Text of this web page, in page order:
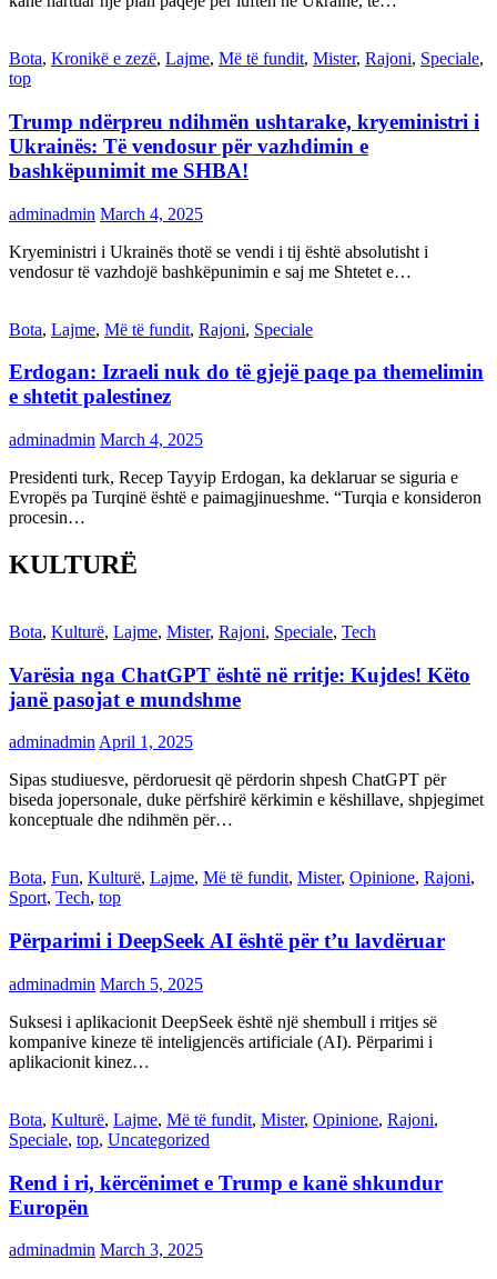
Bota, Kronikë e zezë, Lajme, Më të fundit, Mister, Rajoni, Speciale,
top
Trump ndërpreu ndihmën ushtarake, kryeministri i
Ukrainës: Të vendosur për vazhdimin e
bashkëpunimit me SHBA!
adminadmin March 4, 2025
Kryeministri i Ukrainës thotë se vendi i tij është absolutisht i
vendosur të vazhdojë bashkëpunimin e saj me Shtetet e…
Bota, Lajme, Më të fundit, Rajoni, Speciale
Erdogan: Izraeli nuk do të gjejë paqe pa themelimin
e shtetit palestinez
adminadmin March 4, 2025
Presidenti turk, Recep Tayyip Erdogan, ka deklaruar se siguria e
Evropës pa Turqinë është e paimagjinueshme. “Turqia e konsideron
procesin…
KULTURË
Bota, Kulturë, Lajme, Mister, Rajoni, Speciale, Tech
Varësia nga ChatGPT është në rritje: Kujdes! Këto
janë pasojat e mundshme
adminadmin April 1, 2025
Sipas studiuesve, përdoruesit që përdorin shpesh ChatGPT për
biseda jopersonale, duke përfshirë kërkimin e këshillave, shpjegimet
konceptuale dhe ndihmën për…
Bota, Fun, Kulturë, Lajme, Më të fundit, Mister, Opinione, Rajoni,
Sport, Tech, top
Përparimi i DeepSeek AI është për t’u lavdëruar
adminadmin March 5, 2025
Suksesi i aplikacionit DeepSeek është një shembull i rritjes së
kompanive kineze të inteligjencës artificiale (AI). Përparimi i
aplikacionit kinez…
Bota, Kulturë, Lajme, Më të fundit, Mister, Opinione, Rajoni,
Speciale, top, Uncategorized
Rend i ri, kërcënimet e Trump e kanë shkundur
Europën
adminadmin March 3, 2025